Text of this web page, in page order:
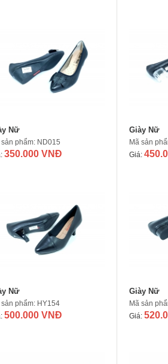
Nữ
sản phẩm: ND015
350.000 VNĐ
Giày Nữ
Mã sản
Giá:
Nữ
sản phẩm: HY154
500.000 VNĐ
Giày Nữ
Mã sản
Giá: